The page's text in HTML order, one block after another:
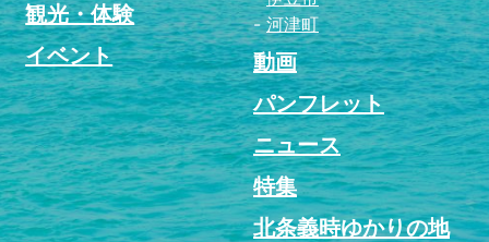
観光・体験
イベント
河津町
動画
パンフレット
ニュース
特集
北条義時ゆかりの地